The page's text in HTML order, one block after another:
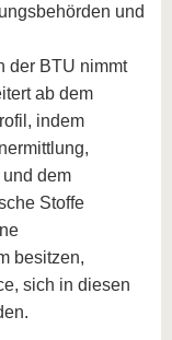
und
der BTU nimmt
ab dem
indem
dem
Stoffe
besitzen,
sich in diesen